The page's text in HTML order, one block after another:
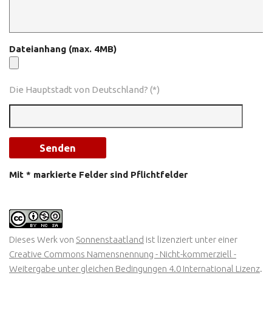
Dateianhang (max. 4MB)
Die Hauptstadt von Deutschland? (*)
Mit * markierte Felder sind Pflichtfelder
Dieses Werk von Sonnenstaatland ist lizenziert unter einer
Creative Commons Namensnennung - Nicht-kommerziell -
Weitergabe unter gleichen Bedingungen 4.0 International Lizenz.